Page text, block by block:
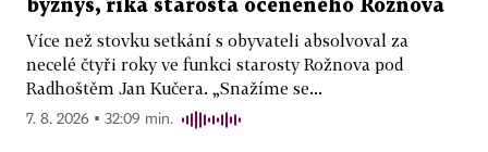
byznys, říká starosta oceněného Rožnova
Více než stovku setkání s obyvateli absolvoval za
necelé čtyři roky ve funkci starosty Rožnova pod
Radhoštěm Jan Kučera. „Snažíme se...
7. 8. 2026 ▪ 32:09 min.